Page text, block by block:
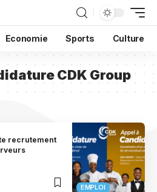
Economie Sports Culture
CDK Group
EMPLOI
recrutement